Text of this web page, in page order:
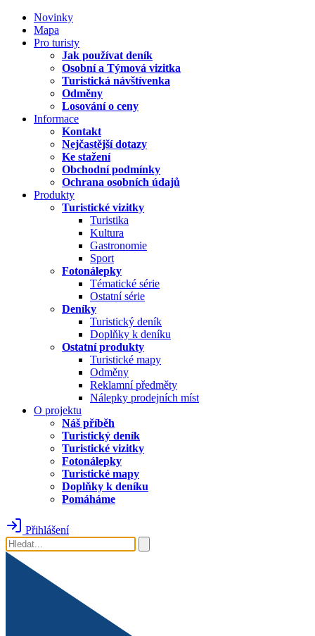
Novinky
Mapa
Pro turisty
Jak používat deník
Osobní a Týmová vizitka
Turistická návštívenka
Odměny
Losování o ceny
Informace
Kontakt
Nejčastější dotazy
Ke stažení
Obchodní podmínky
Ochrana osobních údajů
Produkty
Turistické vizitky
Turistika
Kultura
Gastronomie
Sport
Fotonálepky
Tématické série
Ostatní série
Deníky
Turistický deník
Doplňky k deníku
Ostatní produkty
Turistické mapy
Odměny
Reklamní předměty
Nálepky prodejních míst
O projektu
Náš příběh
Turistický deník
Turistické vizitky
Fotonálepky
Turistické mapy
Doplňky k deníku
Pomáháme
Přihlášení